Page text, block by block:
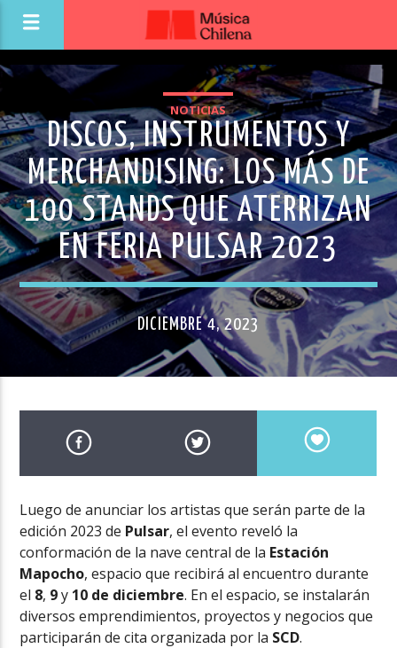
NOTICIAS
DISCOS, INSTRUMENTOS Y
MERCHANDISING: LOS MÁS DE
100 STANDS QUE ATERRIZAN
EN FERIA PULSAR 2023
DICIEMBRE 4, 2023
Luego de anunciar los artistas que serán parte de la
edición 2023 de Pulsar, el evento reveló la
conformación de la nave central de la Estación
Mapocho, espacio que recibirá al encuentro durante
el 8, 9y 10 de diciembre. En el espacio, se instalarán
diversos emprendimientos, proyectos y negocios que
participarán de cita organizada por la SCD.